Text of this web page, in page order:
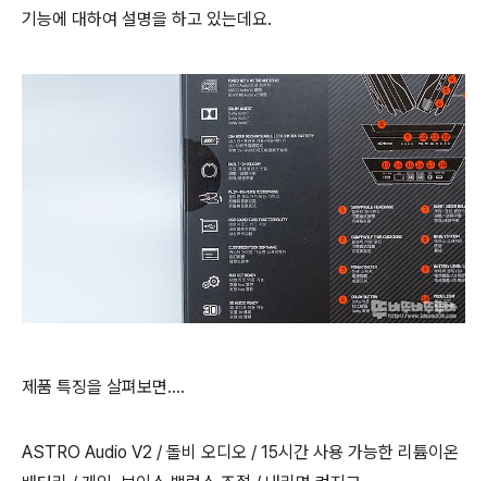
기능에 대하여 설명을 하고 있는데요.
제품 특징을 살펴보면....
ASTRO Audio V2 / 돌비 오디오 / 15시간 사용 가능한 리튬이온